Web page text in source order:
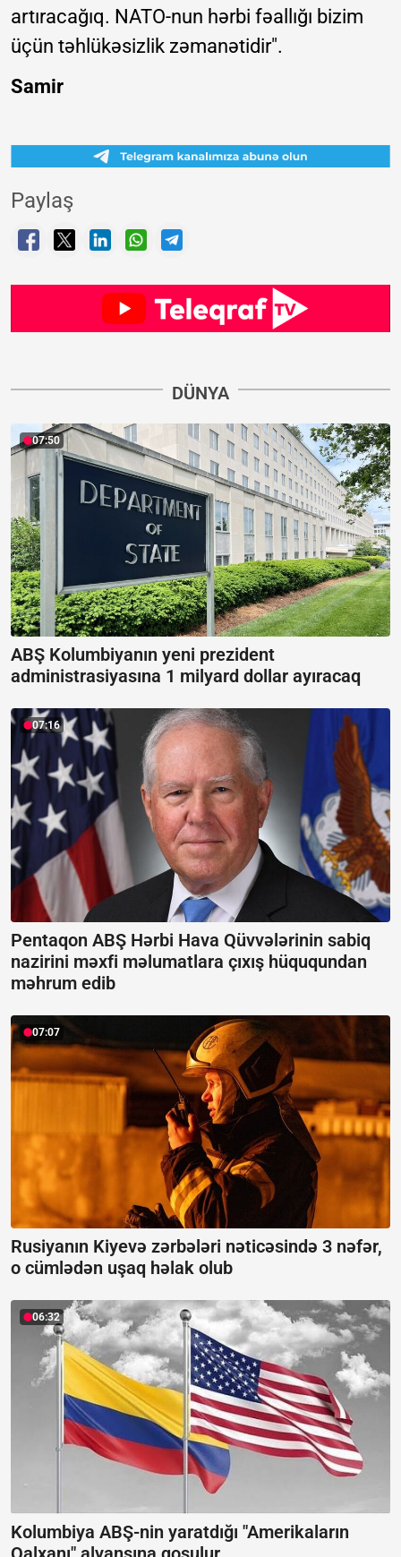
artıracağıq. NATO-nun hərbi fəallığı bizim
üçün təhlükəsizlik zəmanətidir".
Samir
Paylaş
DÜNYA
07:50
ABŞ Kolumbiyanın yeni prezident
administrasiyasına 1 milyard dollar ayıracaq
07:16
Pentaqon ABŞ Hərbi Hava Qüvvələrinin sabiq
nazirini məxfi məlumatlara çıxış hüququndan
məhrum edib
07:07
Rusiyanın Kiyevə zərbələri nəticəsində 3 nəfər,
o cümlədən uşaq həlak olub
06:32
Kolumbiya ABŞ-nin yaratdığı "Amerikaların